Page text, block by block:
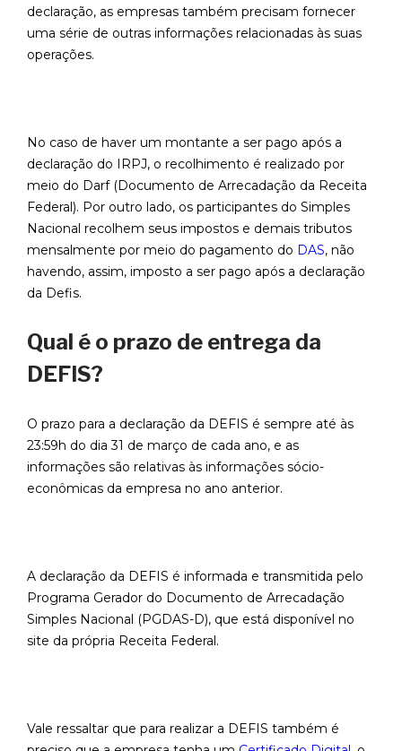
declaração, as empresas também precisam fornecer
uma série de outras informações relacionadas às suas
operações.
No caso de haver um montante a ser pago após a
declaração do IRPJ, o recolhimento é realizado por
meio do Darf (Documento de Arrecadação da Receita
Federal). Por outro lado, os participantes do Simples
Nacional recolhem seus impostos e demais tributos
mensalmente por meio do pagamento do DAS, não
havendo, assim, imposto a ser pago após a declaração
da Defis.
Qual é o prazo de entrega da
DEFIS?
O prazo para a declaração da DEFIS é sempre até às
23:59h do dia 31 de março de cada ano, e as
informações são relativas às informações sócio-
econômicas da empresa no ano anterior.
A declaração da DEFIS é informada e transmitida pelo
Programa Gerador do Documento de Arrecadação
Simples Nacional (PGDAS-D), que está disponível no
site da própria Receita Federal.
Vale ressaltar que para realizar a DEFIS também é